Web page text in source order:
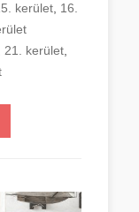
kerület, 16.
21. kerület,